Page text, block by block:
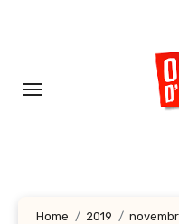
principal
Home 2019